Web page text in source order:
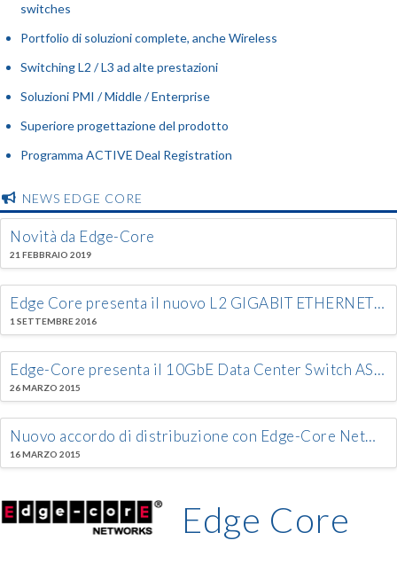
switches
Portfolio di soluzioni complete, anche Wireless
Switching L2 / L3 ad alte prestazioni
Soluzioni PMI / Middle / Enterprise
Superiore progettazione del prodotto
Programma ACTIVE Deal Registration
NEWS EDGE CORE
Novità da Edge-Core
21 FEBBRAIO 2019
Edge Core presenta il nuovo L2 GIGABIT ETHERNET ACCESS/AGGREGATION PoE Switch: ECS4120-28P
1 SETTEMBRE 2016
Edge-Core presenta il 10GbE Data Center Switch AS5712-54X, il primo switch approvato dal Open Compute Project (OCP)
26 MARZO 2015
Nuovo accordo di distribuzione con Edge-Core Networks Corporation
16 MARZO 2015
Edge Core